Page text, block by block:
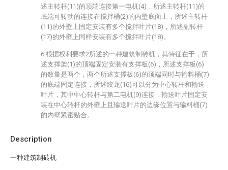
Description
一种建筑制砖机
述主转杆(11)的顶端连接第一电机(4)，所述主转杆(11)的
底端可转动的连接在搅拌桶(2)的内壁底面上，所述主转杆
(11)的外壁上固定安装有多个搅拌叶片(18)，所述副转杆
(17)的外壁上同样安装有多个搅拌叶片(18)。
6.根据权利要求2所述的一种建筑制砖机，其特征在于，所
述支撑架(1)的顶端固定安装有支撑板(6)，所述支撑板(6)
的数量是两个，两个所述支撑板(6)的顶端同时与输料桶(7)
的底端固定连接，所述绞龙(16)可以分为中心转杆和输送
叶片，其中中心转杆与第二电机(9)连接，输送叶片固定安
装在中心转杆的外壁上且输送叶片的边缘位置与输料桶(7)
的内壁紧密贴合。